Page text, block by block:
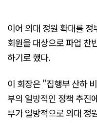
이어 의대 정원 확대를
회원을 대상으로 파업 찬
하기로 했다.
이 회장은 "집행부 산하
부의 일방적인 정책 추진
부가 일방적으로 의대 정